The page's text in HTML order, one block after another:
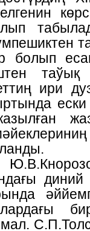
болып
ири